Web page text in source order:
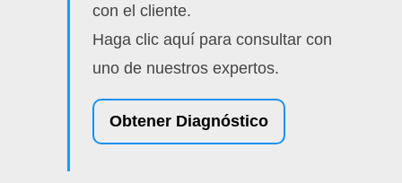
con el cliente.
Haga clic aquí para consultar con
uno de nuestros expertos.
Obtener Diagnóstico